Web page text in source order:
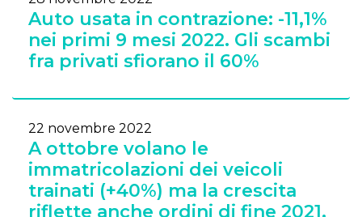
Auto usata in contrazione: -11,1%
nei primi 9 mesi 2022. Gli scambi
fra privati sfiorano il 60%
22 novembre 2022
A ottobre volano le
immatricolazioni dei veicoli
trainati (+40%) ma la crescita
riflette anche ordini di fine 2021,